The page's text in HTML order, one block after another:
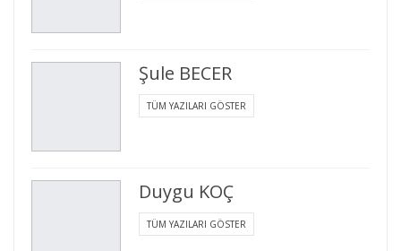
Şule BECER
TÜM YAZILARI GÖSTER
Duygu KOÇ
TÜM YAZILARI GÖSTER